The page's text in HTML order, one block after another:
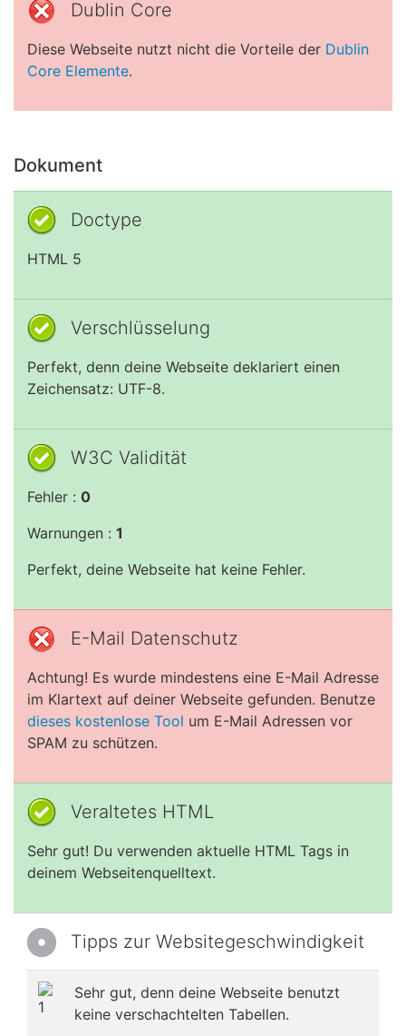
Dublin Core
Diese Webseite nutzt nicht die Vorteile der Dublin
Core Elemente.
Dokument
Doctype
HTML 5
Verschlüsselung
Perfekt, denn deine Webseite deklariert einen
Zeichensatz: UTF-8.
W3C Validität
Fehler : 0
Warnungen : 1
Perfekt, deine Webseite hat keine Fehler.
E-Mail Datenschutz
Achtung! Es wurde mindestens eine E-Mail Adresse
im Klartext auf deiner Webseite gefunden. Benutze
dieses kostenlose Tool um E-Mail Adressen vor
SPAM zu schützen.
Veraltetes HTML
Sehr gut! Du verwenden aktuelle HTML Tags in
deinem Webseitenquelltext.
Tipps zur Websitegeschwindigkeit
Sehr gut, denn deine Webseite benutzt
keine verschachtelten Tabellen.